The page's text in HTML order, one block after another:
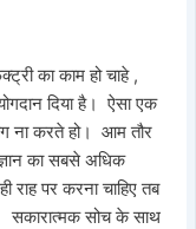
का काम हो चाहे ,
योगदान दिया है। ऐसा एक
ना करते हो। आम तौर
का सबसे अधिक
राह पर करना चाहिए तब
सकारात्मक सोच के साथ